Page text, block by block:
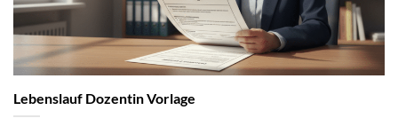
Lebenslauf Dozentin Vorlage